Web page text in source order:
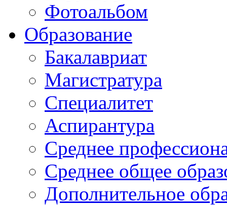
Фотоальбом
Образование
Бакалавриат
Магистратура
Специалитет
Аспирантура
Среднее
Среднее общее
Дополнительное